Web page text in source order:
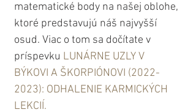
matematické body na našej oblohe,
ktoré predstavujú náš najvyšší
osud. Viac o tom sa dočítate v
príspevku LUNÁRNE UZLY V
BÝKOVI A ŠKORPIÓNOVI (2022-
2023): ODHALENIE KARMICKÝCH
LEKCIÍ.